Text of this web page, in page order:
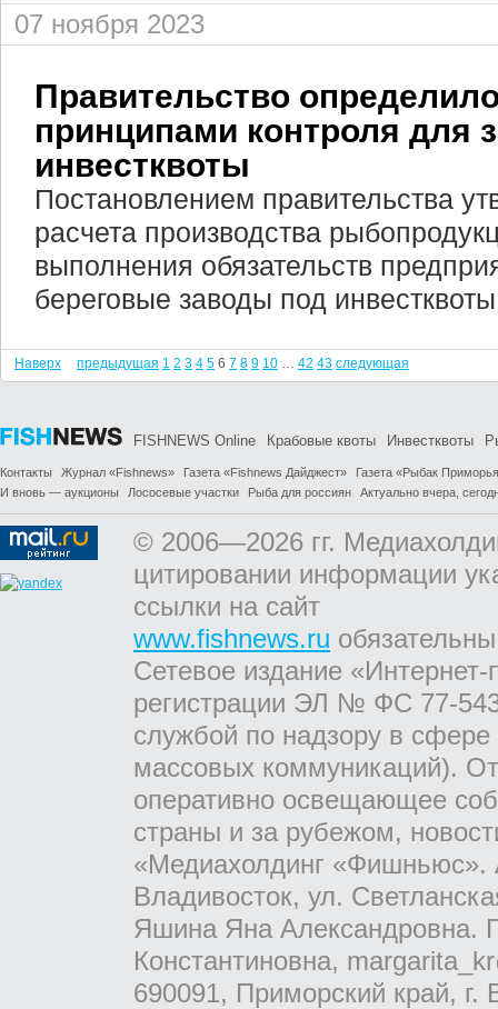
07 ноября 2023
Правительство
принципами контроля для
инвестквоты
Постановлением правительства
расчета производства
выполнения обязательств
береговые заводы под
Наверх предыдущая 1 2 3 4 5 6 7 8 9 10 … 42 43 следующая
FISHNEWS Online Крабовые квоты Инвестквоты
Контакты Журнал «Fishnews» Газета «Fishnews Дайджест»
Газета «Рыбак
И вновь — аукционы
Лососевые участки Рыба для россиян Актуально вчера,
© 2006—2026 гг.
цитировании информации
ссылки на сайт
www.fishnews.ru
Сетевое издание
регистрации ЭЛ № ФС 77-
службой по надзору в
массовых коммуникаций).
оперативно освещающее
страны и за рубежом,
«Медиахолдинг «Фишньюс».
Владивосток, ул.
Яшина Яна Александровна.
Константиновна,
690091, Приморский край,